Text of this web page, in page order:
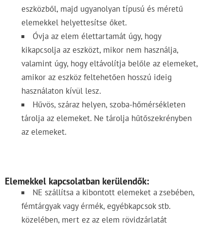
eszközből, majd ugyanolyan típusú és méretű
elemekkel helyettesítse őket.
Óvja az elem élettartamát úgy, hogy
kikapcsolja az eszközt, mikor nem használja,
valamint úgy, hogy eltávolítja belőle az elemeket,
amikor az eszköz feltehetően hosszú ideig
használaton kívül lesz.
Hűvös, száraz helyen, szoba-hőmérsékleten
tárolja az elemeket. Ne tárolja hűtőszekrényben
az elemeket.
Elemekkel kapcsolatban kerülendők:
NE szállítsa a kibontott elemeket a zsebében,
fémtárgyak vagy érmék, egyébkapcsok stb.
közelében, mert ez az elem rövidzárlatát